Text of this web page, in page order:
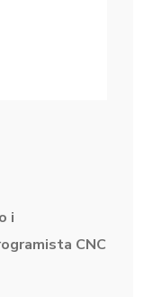
i
CNC